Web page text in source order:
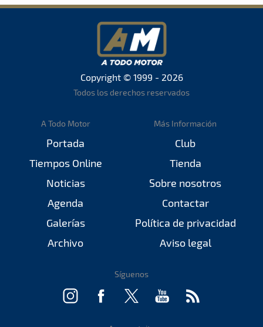
Copyright © 1999 - 2026
Todos los derechos reservados
A Todo Motor
Portada
Tiempos Online
Noticias
Agenda
Galerías
Archivo
Más Información
Club
Tienda
Sobre nosotros
Contactar
Política de privacidad
Aviso legal
Síguenos